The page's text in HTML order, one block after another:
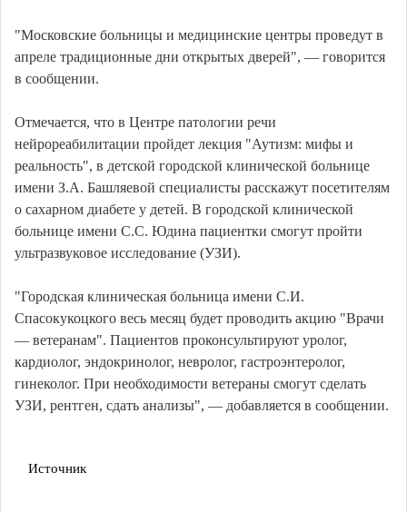
"Московские больницы и медицинские центры проведут в
апреле традиционные дни открытых дверей", — говорится
в сообщении.
Отмечается, что в Центре патологии речи
нейрореабилитации пройдет лекция "Аутизм: мифы и
реальность", в детской городской клинической больнице
имени З.А. Башляевой специалисты расскажут посетителям
о сахарном диабете у детей. В городской клинической
больнице имени С.С. Юдина пациентки смогут пройти
ультразвуковое исследование (УЗИ).
"Городская клиническая больница имени С.И.
Спасокукоцкого весь месяц будет проводить акцию "Врачи
— ветеранам". Пациентов проконсультируют уролог,
кардиолог, эндокринолог, невролог, гастроэнтеролог,
гинеколог. При необходимости ветераны смогут сделать
УЗИ, рентген, сдать анализы", — добавляется в сообщении.
Источник